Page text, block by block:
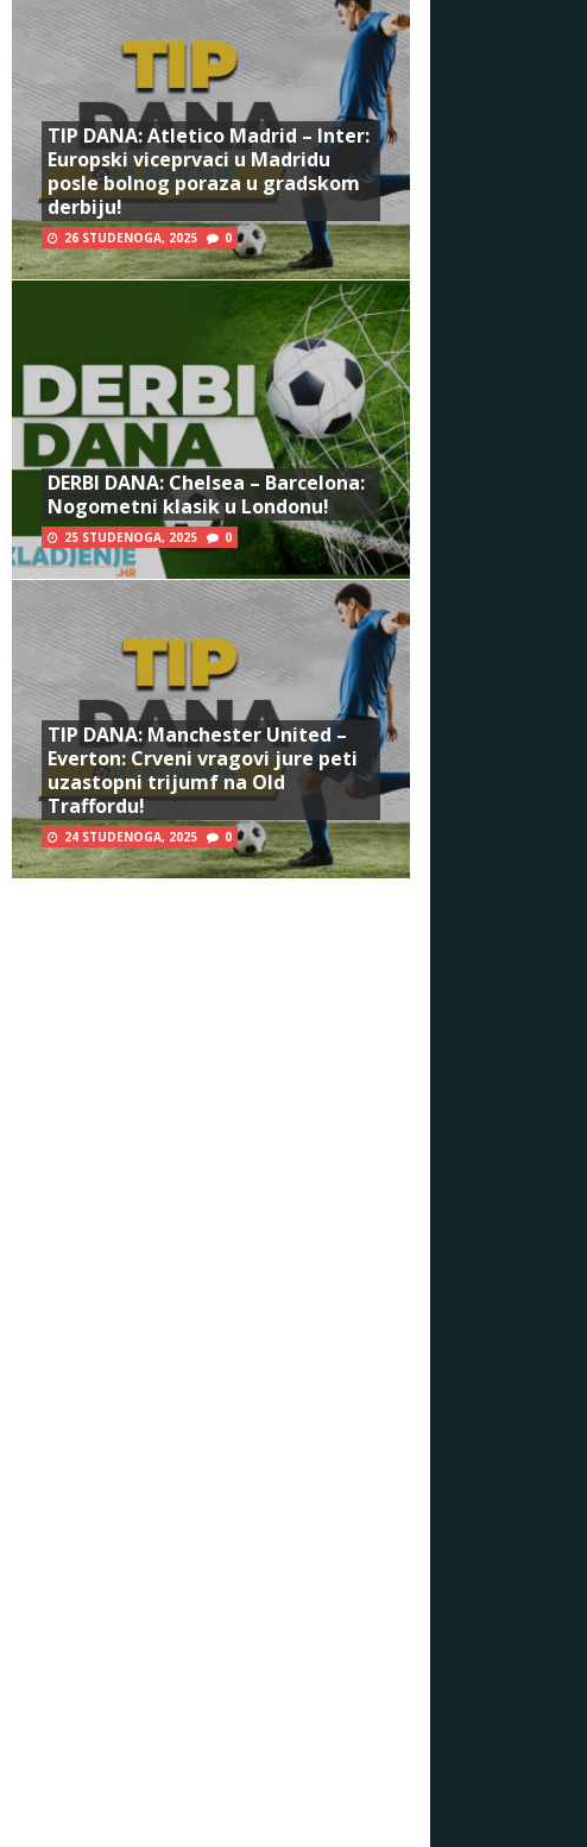
TIP DANA: Atletico Madrid – Inter:
Europski viceprvaci u Madridu
posle bolnog poraza u gradskom
derbiju!
26 STUDENOGA, 2025 0
DERBI DANA: Chelsea – Barcelona:
Nogometni klasik u Londonu!
25 STUDENOGA, 2025 0
TIP DANA: Manchester United –
Everton: Crveni vragovi jure peti
uzastopni trijumf na Old
Traffordu!
24 STUDENOGA, 2025 0